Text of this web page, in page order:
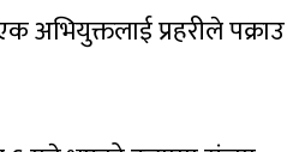
अभियुक्तलाई प्रहरीले पक्राउ